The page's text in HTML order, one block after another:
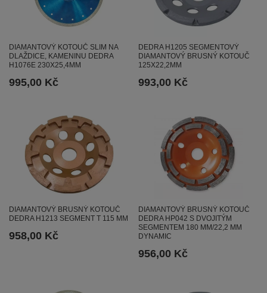
DIAMANTOVÝ KOTOUČ SLIM NA
DLAŽDICE, KAMENINU DEDRA
H1076E 230X25,4MM
995,00 Kč
DEDRA H1205 SEGMENTOVÝ
DIAMANTOVÝ BRUSNÝ KOTOUČ
125X22,2MM
993,00 Kč
DIAMANTOVÝ BRUSNÝ KOTOUČ
DEDRA H1213 SEGMENT T 115 MM
958,00 Kč
DIAMANTOVÝ BRUSNÝ KOTOUČ
DEDRA HP042 S DVOJITÝM
SEGMENTEM 180 MM/22,2 MM
DYNAMIC
956,00 Kč